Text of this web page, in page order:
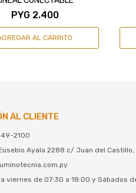
PYG 2.400
AL CLIENTE
2100
Ayala 2288 c/ Juan del Castillo,
viernes de 07:30 a 18:00 y Sábados